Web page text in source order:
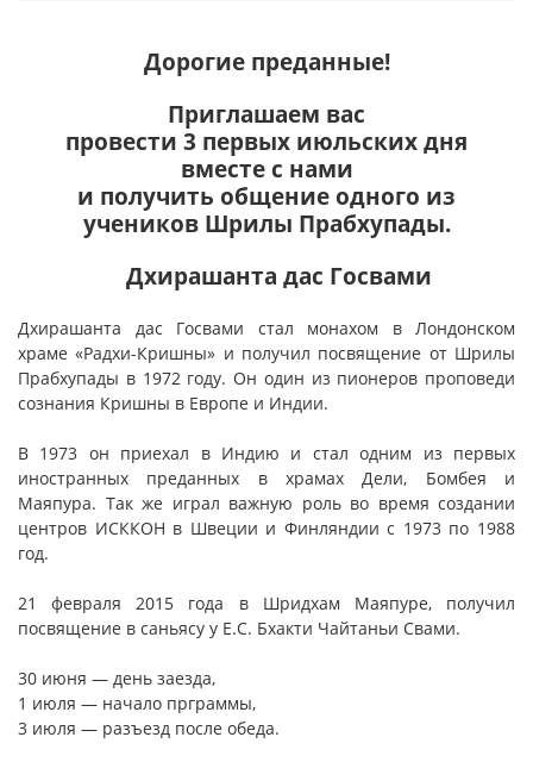
Дорогие преданные!
Приглашаем вас
провести 3 первых июльских дня
вместе с нами
и получить общение одного из
учеников Шрилы Прабхупады.
Дхирашанта дас Госвами
Дхирашанта дас Госвами стал монахом в Лондонском
храме «Радхи-Кришны» и получил посвящение от Шрилы
Прабхупады в 1972 году. Он один из пионеров проповеди
сознания Кришны в Европе и Индии.
В 1973 он приехал в Индию и стал одним из первых
иностранных преданных в храмах Дели, Бомбея и
Маяпура. Так же играл важную роль во время создании
центров ИСККОН в Швеции и Финляндии с 1973 по 1988
год.
21 февраля 2015 года в Шридхам Маяпуре, получил
посвящение в саньясу у Е.С. Бхакти Чайтаньи Свами.
30 июня — день заезда,
1 июля — начало прграммы,
3 июля — разъезд после обеда.